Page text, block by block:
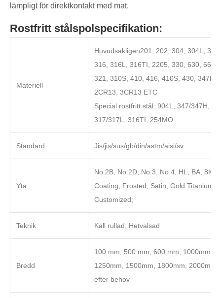
lämpligt för direktkontakt med mat.
Rostfritt stålspolspecifikation:
Materiell
Huvudsakligen201, 202, 304, 304L,
316, 316L, 316TI, 2205, 330, 630, 660,
321, 310S, 410, 416, 410S, 430, 347H,
2CR13, 3CR13 ETC
Special rostfritt stål: 904L, 347/347H,
317/317L, 316TI, 254MO
Standard Jis/jis/sus/gb/din/astm/aisi/sv
Yta
No.2B, No.2D, No.3, No.4, HL, BA, 8K,
Coating, Frosted, Satin, Gold Titanium
Customized;
Teknik Kall rullad; Hetvalsad
Bredd
100 mm, 500 mm, 600 mm, 1000mm,
1250mm, 1500mm, 1800mm, 2000mm
efter behov